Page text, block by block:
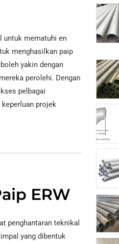
untuk mematuhi en
menghasilkan paip
yakin dengan
perolehi. Dengan
pelbagai
projek
ERW
penghantaran teknikal
yang dibentuk